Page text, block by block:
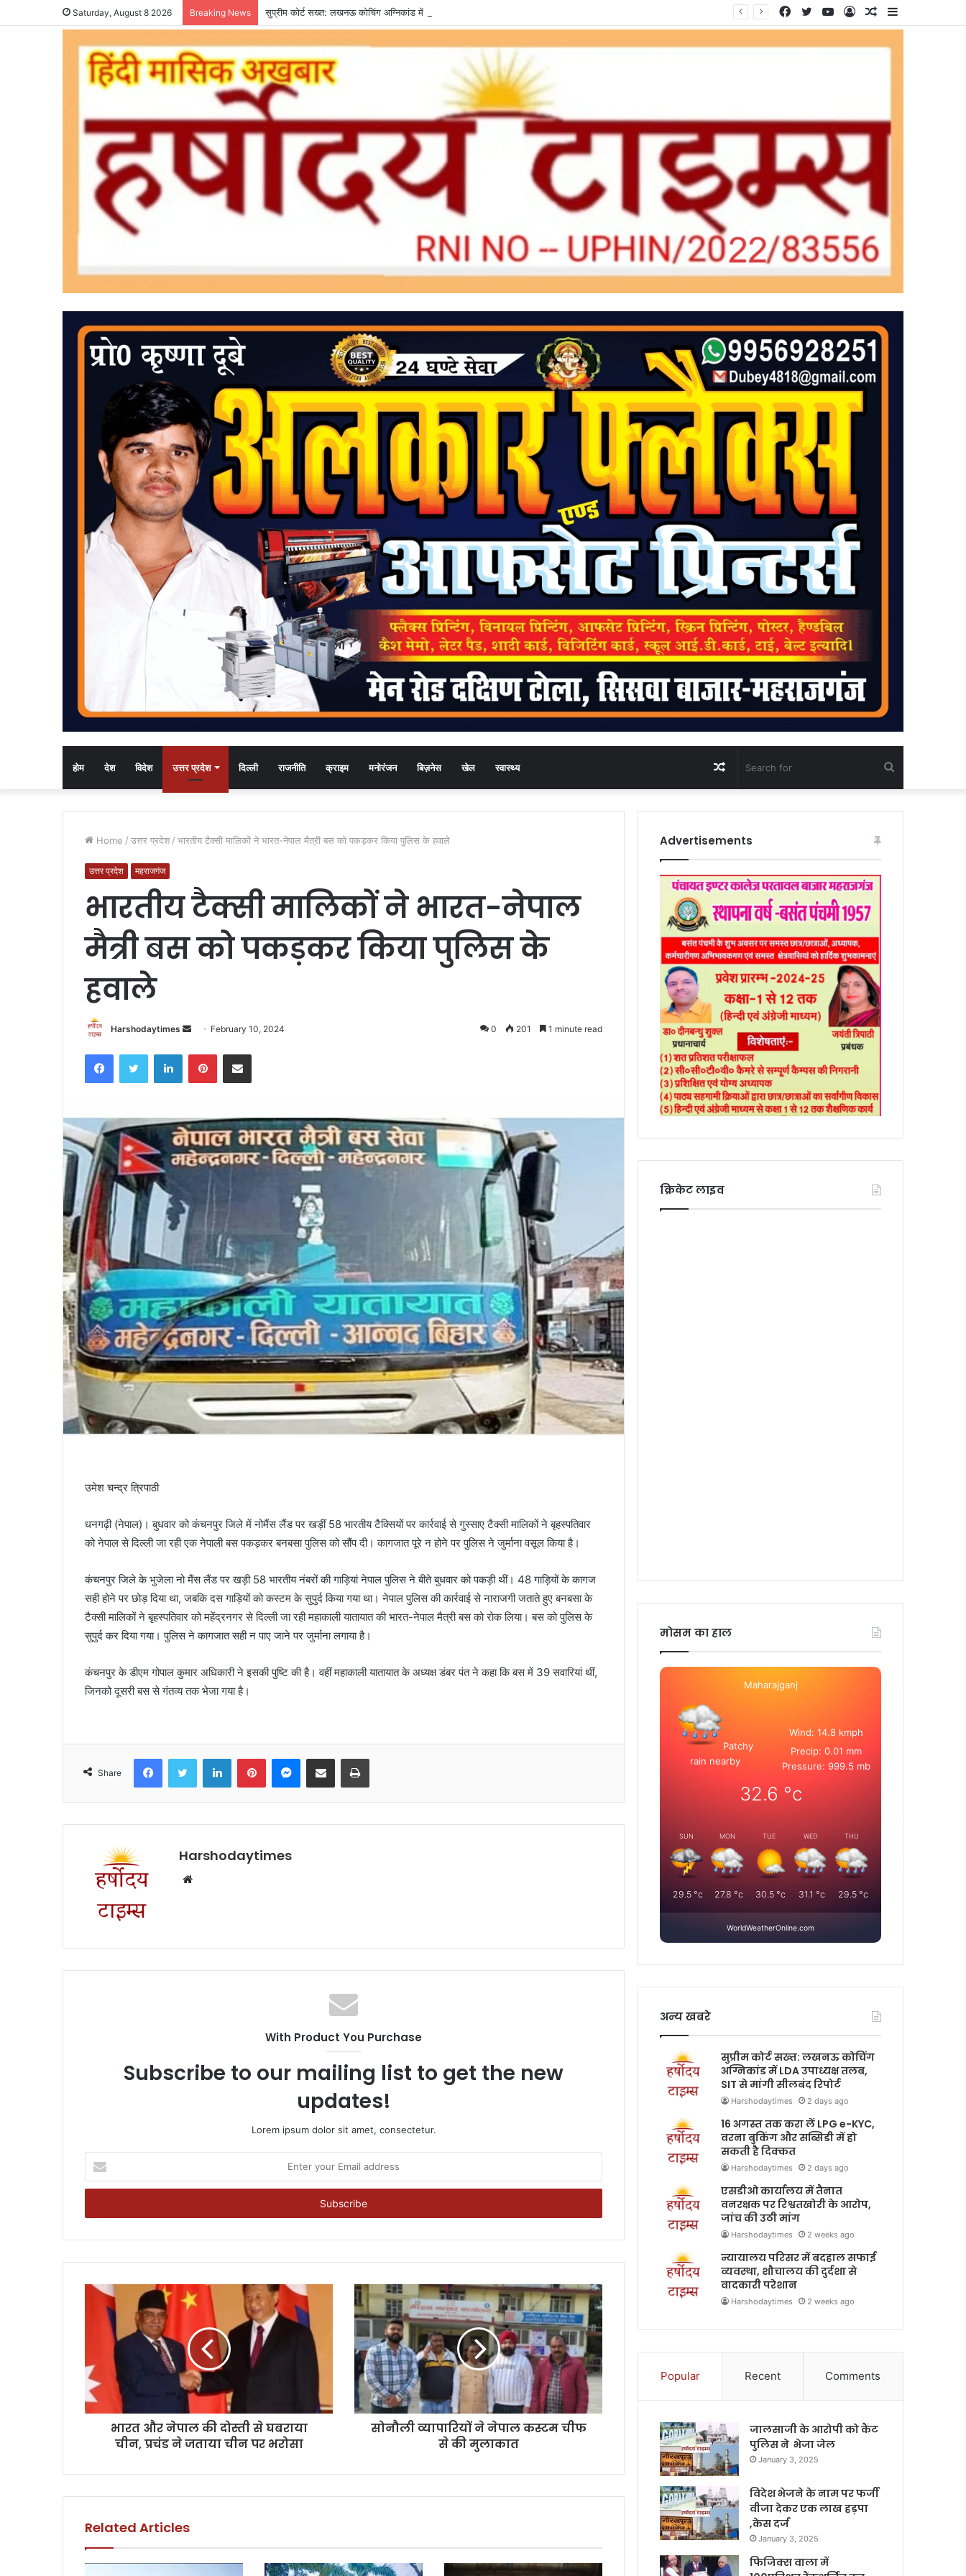
Saturday, August 8 2026 Breaking News सुप्रीम कोर्ट सख्त: लखनऊ कोचिंग अग्निकांड में LDA उपाध्यक्ष तलब, SIT से मांगी सीलबंद रिपोर्ट Sidebar
Random
Log
YouTube
Twitter
Facebook
होम देश विदेश उत्तर प्रदेश दिल्ली राजनीति क्राइम मनोरंजन बिज़नेस खेल स्वास्थ्य
for
Random
Article
Home / उत्तर प्रदेश / भारतीय टैक्सी मालिकों ने भारत-नेपाल मैत्री बस को पकड़कर किया पुलिस के हवाले
उत्तर प्रदेश महराजगंज
भारतीय टैक्सी मालिकों ने भारत-नेपाल
मैत्री बस को पकड़कर किया पुलिस के
हवाले
Harshodaytimes
Send
email
February 10, 2024 0 201 1 minute read
FacebookTwitter LinkedInPinterestShare via Email
उमेश चन्द्र त्रिपाठी
धनगढ़ी (नेपाल)। बुधवार को कंचनपुर जिले में नोमैंस लैंड पर खड़ीं 58 भारतीय टैक्सियों पर कार्रवाई से गुस्साए टैक्सी मालिकों ने बृहस्पतिवार
को नेपाल से दिल्ली जा रही एक नेपाली बस पकड़कर बनबसा पुलिस को सौंप दी। कागजात पूरे न होने पर पुलिस ने जुर्माना वसूल किया है।
कंचनपुर जिले के भुजेला नो मैंस लैंड पर खड़ी 58 भारतीय नंबरों की गाड़ियां नेपाल पुलिस ने बीते बुधवार को पकड़ी थीं। 48 गाड़ियों के कागज
सही होने पर छोड़ दिया था, जबकि दस गाड़ियों को कस्टम के सुपुर्द किया गया था। नेपाल पुलिस की कार्रवाई से नाराजगी जताते हुए बनबसा के
टैक्सी मालिकों ने बृहस्पतिवार को महेंद्रनगर से दिल्ली जा रही महाकाली यातायात की भारत-नेपाल मैत्री बस को रोक लिया। बस को पुलिस के
सुपुर्द कर दिया गया। पुलिस ने कागजात सही न पाए जाने पर जुर्माना लगाया है।
कंचनपुर के डीएम गोपाल कुमार अधिकारी ने इसकी पुष्टि की है। वहीं महाकाली यातायात के अध्यक्ष डंबर पंत ने कहा कि बस में 39 सवारियां थीं,
जिनको दूसरी बस से गंतव्य तक भेजा गया है।
Share
FacebookTwitter LinkedInPinterestMessenger
Share via Email Print
Harshodaytimes
Website
With Product You Purchase
Subscribe to our mailing list to get the new
updates!
Lorem ipsum dolor sit amet, consectetur.
your
Email
भारत और नेपाल की दोस्‍ती से घबराया
चीन, प्रचंड ने जताया चीन पर भरोसा
सोनौली व्यापारियों ने नेपाल कस्टम चीफ
से की मुलाकात
Related Articles
Advertisements
क्रिकेट लाइव
मोसम का हाल
Maharajganj
Patchy
rain nearby
Wind: 14.8 kmph
Precip: 0.01 mm
Pressure: 999.5 mb
32.6 °c
SUN
29.5°c
MON
27.8 °c
TUE
30.5°c
WED
31.1 °c
THU
29.5 °c
WorldWeatherOnline.com
अन्य खबरे
सुप्रीम कोर्ट सख्त: लखनऊ कोचिंग
अग्निकांड में LDA उपाध्यक्ष तलब,
SIT से मांगी सीलबंद रिपोर्ट
Harshodaytimes 2 days ago
16 अगस्त तक करा लें LPG e-KYC,
वरना बुकिंग और सब्सिडी में हो
सकती है दिक्कत
Harshodaytimes 2 days ago
एसडीओ कार्यालय में तैनात
वनरक्षक पर रिश्वतखोरी के आरोप,
जांच की उठी मांग
Harshodaytimes 2 weeks ago
न्यायालय परिसर में बदहाल सफाई
व्यवस्था, शौचालय की दुर्दशा से
वादकारी परेशान
Harshodaytimes 2 weeks ago
Popular Recent Comments
जालसाजी के आरोपी को कैंट
पुलिस ने भेजा जेल
January 3, 2025
विदेश भेजने के नाम पर फर्जी
वीजा देकर एक लाख हड़पा
,केस दर्ज
January 3, 2025
फिजिक्स वाला में